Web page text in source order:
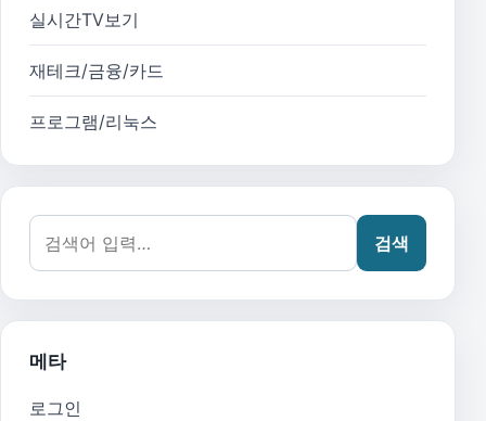
실시간TV보기
재테크/금융/카드
프로그램/리눅스
검색어:
검색
메타
로그인